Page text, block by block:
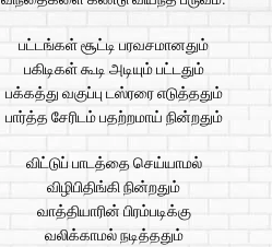
பட்டங்கள் சூட்டி பரவசமானதும்
பகிடிகள் கூடி அடியும் பட்டதும்
பக்கத்து வகுப்பு டஸ்ரரை எடுத்ததும்
பார்த்த சேரிடம் பதற்றமாய் நின்றதும்
விட்டுப் பாடத்தை செய்யாமல்
விழிபிதிங்கி நின்றதும்
வாத்தியாரின் பிரம்படிக்கு
வலிக்காமல் நடித்ததும்